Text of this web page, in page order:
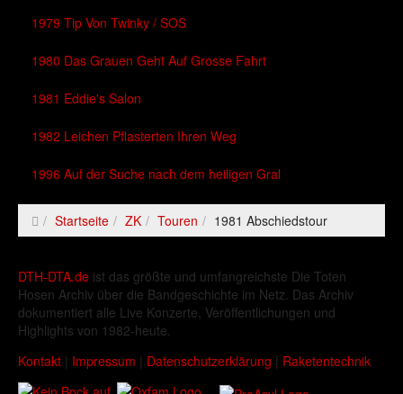
1979 Tip Von Twinky / SOS
1980 Das Grauen Geht Auf Grosse Fahrt
1981 Eddie's Salon
1982 Leichen Pflasterten Ihren Weg
1996 Auf der Suche nach dem heiligen Gral
Startseite ZK Touren 1981 Abschiedstour
DTH-DTA.de ist das größte und umfangreichste Die Toten
Hosen Archiv über die Bandgeschichte im Netz. Das Archiv
dokumentiert alle Live Konzerte, Veröffentlichungen und
Highlights von 1982-heute.
Kontakt | Impressum | Datenschutzerklärung | Raketentechnik